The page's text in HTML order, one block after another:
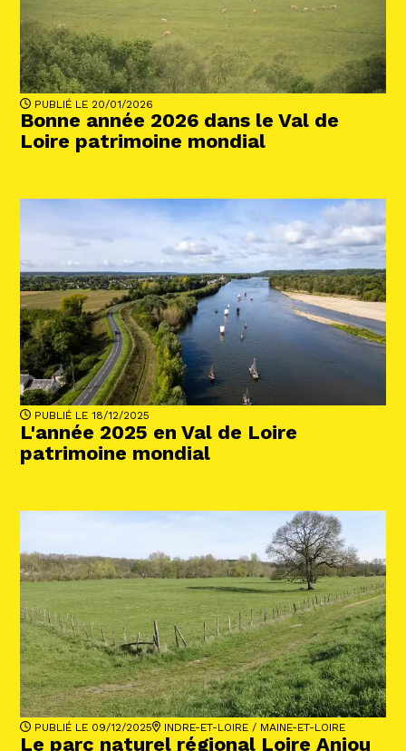
PUBLIÉ LE 20/01/2026
Bonne année 2026 dans le Val de
Loire patrimoine mondial
PUBLIÉ LE 18/12/2025
L'année 2025 en Val de Loire
patrimoine mondial
PUBLIÉ LE 09/12/2025 INDRE-ET-LOIRE / MAINE-ET-LOIRE
Le parc naturel régional Loire Anjou